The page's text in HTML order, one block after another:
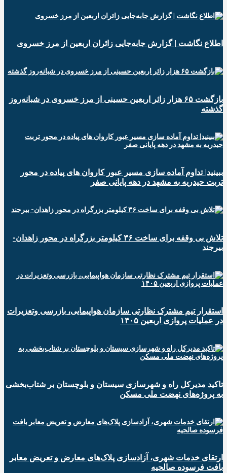
️اطلاع نگاشت | گزارش جابه‌جایی زائران اربعین از مرز خسروی
️بازگشت ۶۵ هزار زائر اربعین حسینی از مرز خسروی در شبانه‌روز
گذشته
ببینید| تداوم آماده سازی مسیر عبور کاروان های پیاده در محور
تربت حیدریه به مشهد در دهه پایانی صفر
تلاش بی وقفه برای ساخت ۳۶ کیلومتر بزرگراه در محور زاهدان-
بیرجند
استقرار تیم مشترک نظارتی سازمان هواپیمایی، بازرسی وتعزیرات
در عملیات پروازی اربعین ۱۴۰۵
تاکید مدیرکل راه و شهرسازی سیستان و بلوچستان بر شتاب‌بخشی
به پروژه‌های نهضت ملی مسکن
ارتقای خدمات شهری، آزادسازی پلاک‌های معارض و تعریض معابر
بافت فرسوده صالحیه